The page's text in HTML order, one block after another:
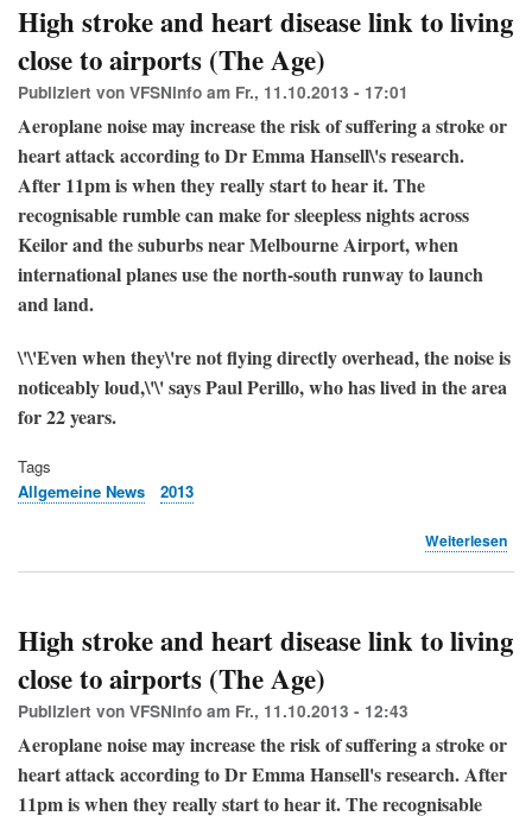
High stroke and heart disease link to living
close to airports (The Age)
Publiziert von VFSNinfo am Fr., 11.10.2013 - 17:01
Aeroplane noise may increase the risk of suffering a stroke or
heart attack according to Dr Emma Hansell\'s research.
After 11pm is when they really start to hear it. The
recognisable rumble can make for sleepless nights across
Keilor and the suburbs near Melbourne Airport, when
international planes use the north-south runway to launch
and land.
\'\'Even when they\'re not flying directly overhead, the noise is
noticeably loud,\'\'says Paul Perillo, who has lived in the area
for 22 years.
Tags
Allgemeine News
2013
Weiterlesen
High stroke and heart disease link to living
close to airports (The Age)
Publiziert von VFSNinfo am Fr., 11.10.2013 - 12:43
Aeroplane noise may increase the risk of suffering a stroke or
heart attack according to Dr Emma Hansell's research. After
11pm is when they really start to hear it. The recognisable